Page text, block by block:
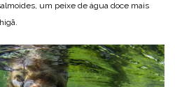
um peixe de água doce mais